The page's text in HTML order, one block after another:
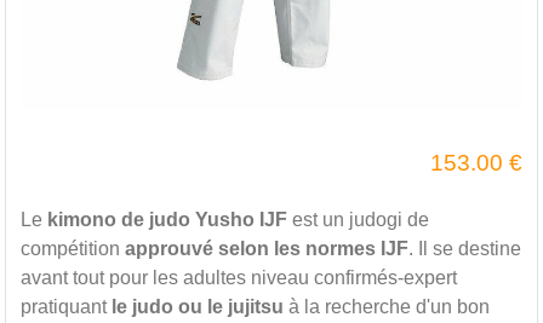
153.00 €
Le kimono de judo Yusho IJF est un judogi de
compétition approuvé selon les normes IJF. Il se destine
avant tout pour les adultes niveau confirmés-expert
pratiquant le judo ou le jujitsu à la recherche d'un bon